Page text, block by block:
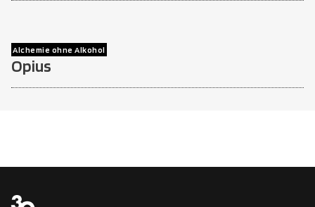
Alchemie ohne Alkohol
Opius